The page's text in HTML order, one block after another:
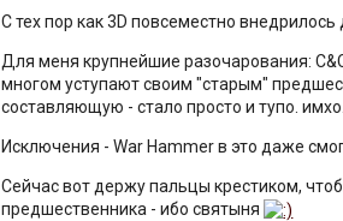
С тех пор как 3D повсеместно
Для меня крупнейшие разочарования:
многом уступают своим "старым"
составляющую - стало просто и тупо. имхо.
Исключения - War Hammer в это даже
Сейчас вот держу пальцы крестиком,
предшественника - ибо святыня